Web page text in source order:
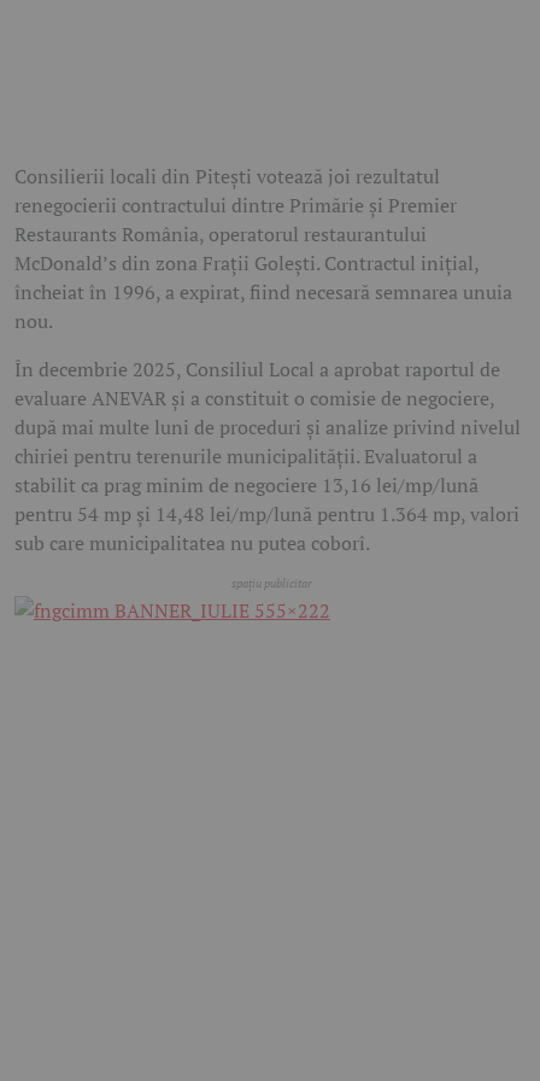
Consilierii locali din Pitești votează joi rezultatul
renegocierii contractului dintre Primărie și Premier
Restaurants România, operatorul restaurantului
McDonald’s din zona Frații Golești. Contractul inițial,
încheiat în 1996, a expirat, fiind necesară semnarea unuia
nou.
În decembrie 2025, Consiliul Local a aprobat raportul de
evaluare ANEVAR și a constituit o comisie de negociere,
după mai multe luni de proceduri și analize privind nivelul
chiriei pentru terenurile municipalității. Evaluatorul a
stabilit ca prag minim de negociere 13,16 lei/mp/lună
pentru 54 mp și 14,48 lei/mp/lună pentru 1.364 mp, valori
sub care municipalitatea nu putea coborî.